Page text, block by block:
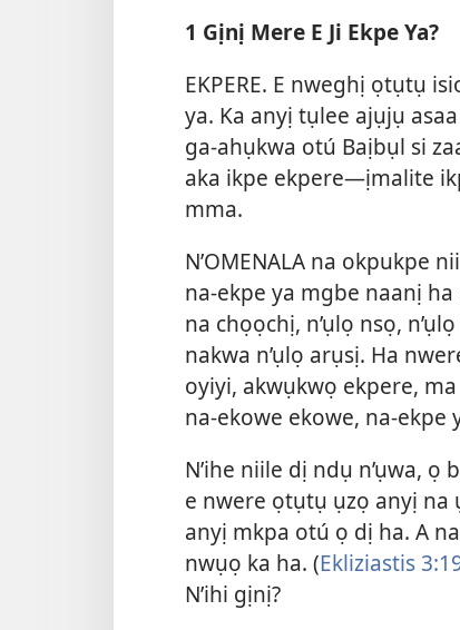
1 Gịnị Mere E Ji Ekpe Ya?
EKPERE. E nweghị ọtụtụ
ya. Ka anyị tụlee ajụjụ
ga-ahụkwa otú Baịbụl si
aka ikpe ekpere—ịmalite
mma.
N’OMENALA na okpukpe
na-ekpe ya mgbe naanị ha
na chọọchị, n’ụlọ nsọ,
nakwa n’ụlọ arụsị. Ha
oyiyi, akwụkwọ ekpere,
na-ekowe ekowe, na-ekpe
N’ihe niile dị ndụ n’ụwa, ọ
e nwere ọtụtụ ụzọ anyị
anyị mkpa otú ọ dị ha. A
nwụọ ka ha. (Ekliziastis
N’ihi gịnị?